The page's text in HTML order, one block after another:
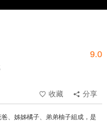
9.0
收藏
分享
、姊姊橘子、弟弟柚子組成，是